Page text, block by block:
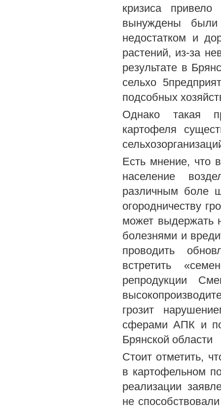
кризиса привело
вынуждены были
недостатком и
растений, из-за
результате в
сельхо
подсобных
Однако такая
картофеля
Есть мнение, что
население
различным боле
огородничеству
может выдержать
болезнями и
проводить
встретить
репродукции
грозит
сферами АПК и
Брянской области
Стоит отметить,
в картофельном
реализации
не